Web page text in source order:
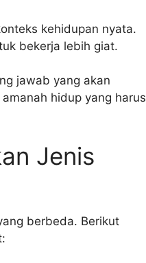
kehidupan nyata.
bekerja lebih giat.
jawab yang akan
hidup yang harus
Jenis
berbeda. Berikut